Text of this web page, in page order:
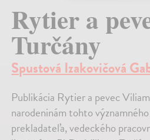
Rytier a
Turčány
Spustová Izakovičová
Publikácia Rytier a pevec
narodeninám tohto
prekladateľa, vedeckého